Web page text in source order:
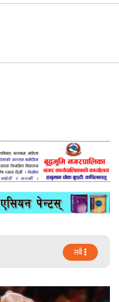
सबै